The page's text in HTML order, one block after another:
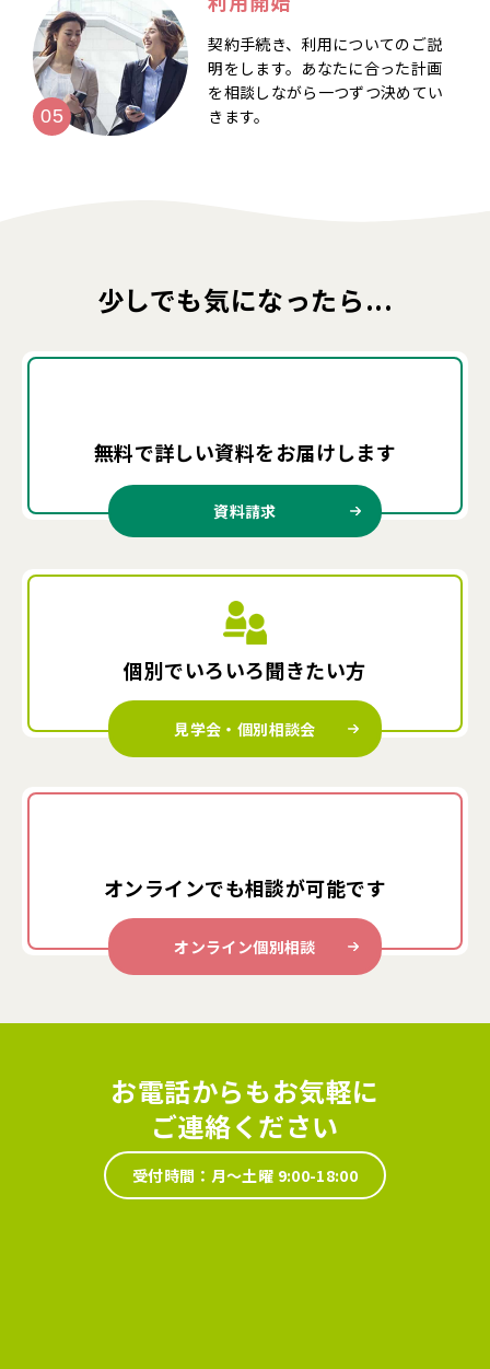
契約手続き、利用についてのご説
明をします。あなたに合った計画
を相談しながら一つずつ決めてい
きます。
少しでも気になったら...
無料で詳しい資料をお届けします
資料請求
個別でいろいろ聞きたい方
見学会・個別相談会
オンラインでも相談が可能です
オンライン個別相談
お電話からもお気軽に
ご連絡ください
受付時間：月～土曜 9:00-18:00